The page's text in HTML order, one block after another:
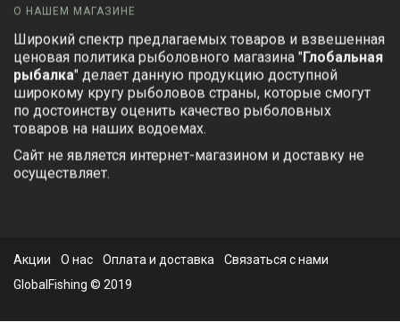
О НАШЕМ МАГАЗИНЕ
Широкий спектр предлагаемых товаров и взвешенная
ценовая политика рыболовного магазина "Глобальная
рыбалка" делает данную продукцию доступной
широкому кругу рыболовов страны, которые смогут
по достоинству оценить качество рыболовных
товаров на наших водоемах.
Сайт не является интернет-магазином и доставку не
осуществляет.
Акции О нас Оплата и доставка
Связаться с нами
GlobalFishing © 2019